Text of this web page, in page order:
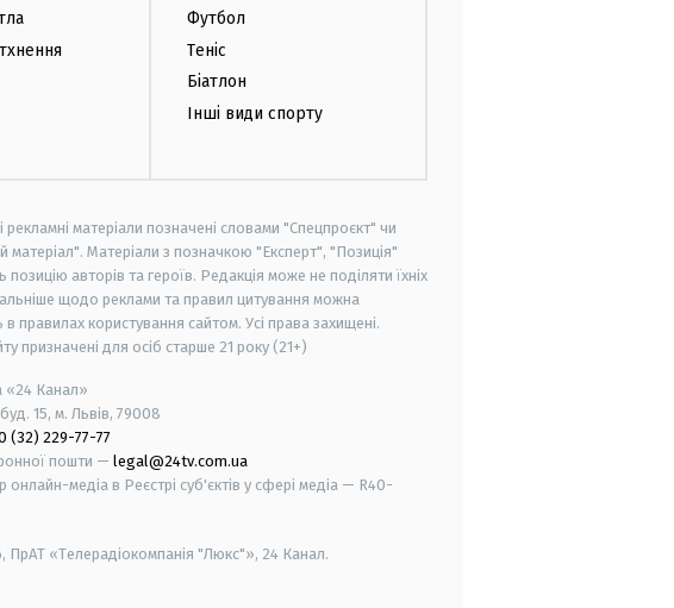
Футбол
Теніс
Біатлон
Інші види спорту
рекламні матеріали позначені словами "Спецпроєкт" чи
матеріал". Матеріали з позначкою "Експерт", "Позиція"
авторів та героїв. Редакція може не поділяти їхніх
щодо реклами та правил цитування можна
правилах користування сайтом. Усі права захищені.
призначені для осіб старше 21 року (21+)
«24 Канал»
15, м. Львів, 79008
(32) 229-77-77
пошти — legal@24tv.com.ua
онлайн-медіа в Реєстрі суб'єктів у сфері медіа — R40-
ПрАТ «Телерадіокомпанія "Люкс"», 24 Канал.